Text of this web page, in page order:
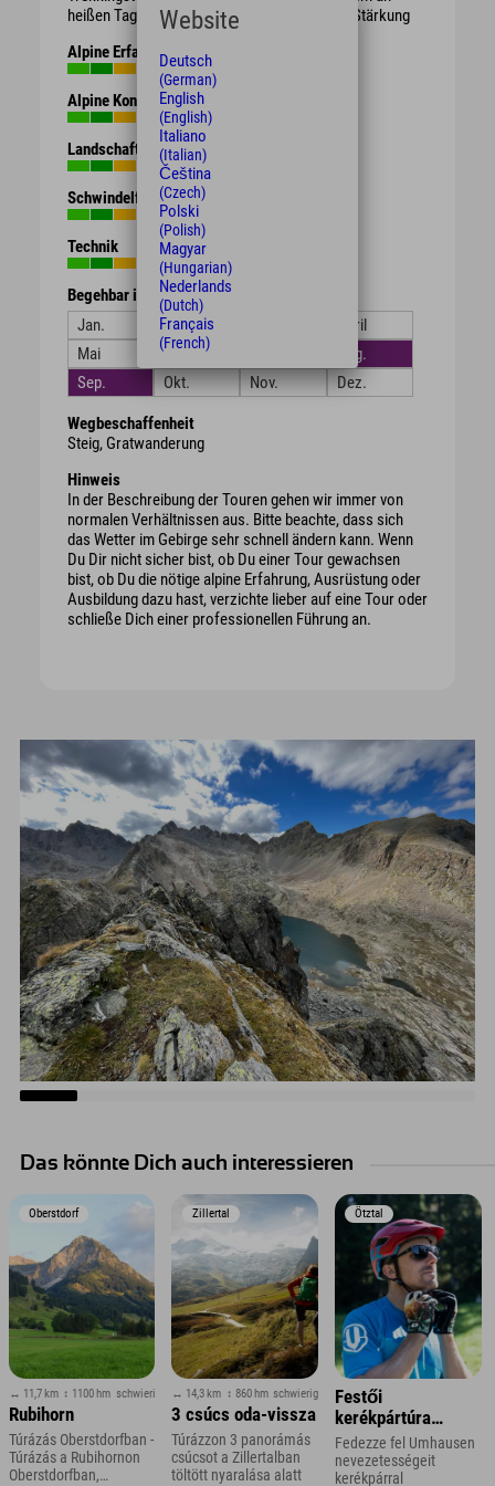
heißen Tagen evtl. Brotzeit / Süßigkeiten zur Stärkung
Alpine Erfahrung
Alpine Kondition
Landschaft
Schwindelfreiheit
Technik
Begehbar in den Monaten
Jan.
Feb.
April
Mai
Juni
Aug.
Sep.
Okt. Nov. Dez.
Wegbeschaffenheit
Steig, Gratwanderung
Hinweis
In der Beschreibung der Touren gehen wir immer von
normalen Verhältnissen aus. Bitte beachte, dass sich
das Wetter im Gebirge sehr schnell ändern kann. Wenn
Du Dir nicht sicher bist, ob Du einer Tour gewachsen
bist, ob Du die nötige alpine Erfahrung, Ausrüstung oder
Ausbildung dazu hast, verzichte lieber auf eine Tour oder
schließe Dich einer professionellen Führung an.
Das könnte Dich auch interessieren
Oberstdorf
↔ 11,7 km ↕ 1100 hm schwierig
Rubihorn
Túrázás Oberstdorfban -
Túrázás a Rubihornon
Oberstdorfban,
Zillertal
↔ 14,3 km ↕ 860 hm schwierig
3 csúcs oda-vissza
Túrázzon 3 panorámás
csúcsot a Zillertalban
töltött nyaralása alatt
Ötztal
Festői
kerékpártúra
Umhausen
környékén
Fedezze fel Umhausen
nevezetességeit
kerékpárral
Website
Deutsch
(German)
English
(English)
Italiano
(Italian)
Čeština
(Czech)
Polski
(Polish)
Magyar
(Hungarian)
Nederlands
(Dutch)
Français
(French)